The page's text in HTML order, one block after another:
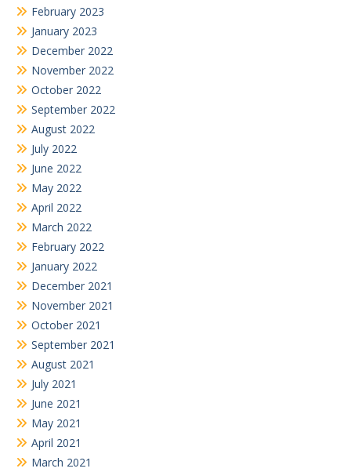
February 2023
January 2023
December 2022
November 2022
October 2022
September 2022
August 2022
July 2022
June 2022
May 2022
April 2022
March 2022
February 2022
January 2022
December 2021
November 2021
October 2021
September 2021
August 2021
July 2021
June 2021
May 2021
April 2021
March 2021